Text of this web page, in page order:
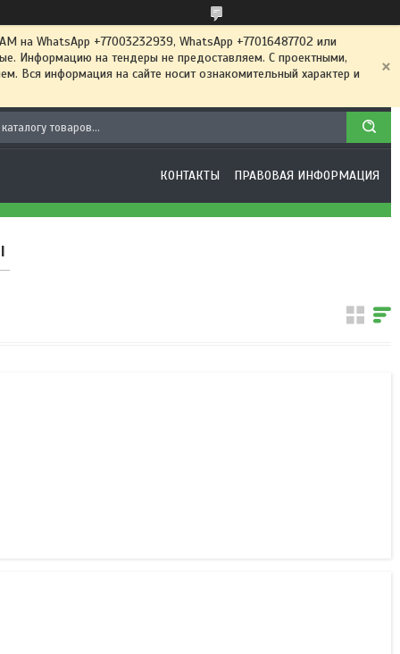
+77003232939, WhatsApp +77016487702 или
Информацию на тендеры не предоставляем. С проектными,
Вся информация на сайте носит ознакомительный характер и
КОНТАКТЫ ПРАВОВАЯ ИНФОРМАЦИЯ